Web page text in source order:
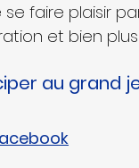
et bien
au grand